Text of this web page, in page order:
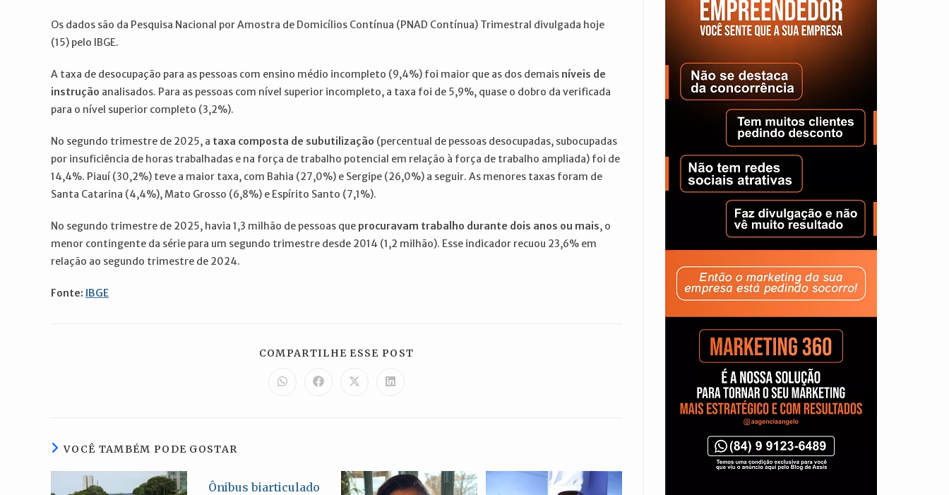
Os dados são da Pesquisa Nacional por Amostra de Domicílios Contínua (PNAD Contínua) Trimestral divulgada hoje
(15) pelo IBGE.
A taxa de desocupação para as pessoas com ensino médio incompleto (9,4%) foi maior que as dos demais níveis de
instrução analisados. Para as pessoas com nível superior incompleto, a taxa foi de 5,9%, quase o dobro da verificada
para o nível superior completo (3,2%).
No segundo trimestre de 2025, a taxa composta de subutilização (percentual de pessoas desocupadas, subocupadas
por insuficiência de horas trabalhadas e na força de trabalho potencial em relação à força de trabalho ampliada) foi de
14,4%. Piauí (30,2%) teve a maior taxa, com Bahia (27,0%) e Sergipe (26,0%) a seguir. As menores taxas foram de
Santa Catarina (4,4%), Mato Grosso (6,8%) e Espírito Santo (7,1%).
No segundo trimestre de 2025, havia 1,3 milhão de pessoas que procuravam trabalho durante dois anos ou mais, o
menor contingente da série para um segundo trimestre desde 2014 (1,2 milhão). Esse indicador recuou 23,6% em
relação ao segundo trimestre de 2024.
Fonte: IBGE
COMPARTILHE ESSE POST
Abre
em
nova
Abre
em
nova
Abre
em
nova
Abre
em
nova
VOCÊ TAMBÉM PODE GOSTAR
Ônibus biarticulado